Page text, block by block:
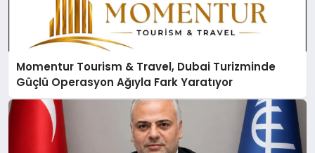
Momentur Tourism & Travel, Dubai Turizminde
Güçlü Operasyon Ağıyla Fark Yaratıyor